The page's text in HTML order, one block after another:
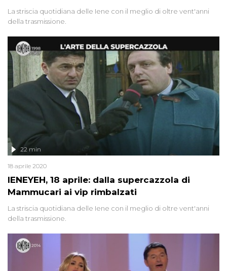
La striscia quotidiana delle Iene con il meglio di oltre vent'anni
della trasmissione.
IENEYEH, 18 aprile: dalla supercazzola di
Mammucari ai vip rimbalzati
22 min
18 aprile 2020
La striscia quotidiana delle Iene con il meglio di oltre vent'anni
della trasmissione.